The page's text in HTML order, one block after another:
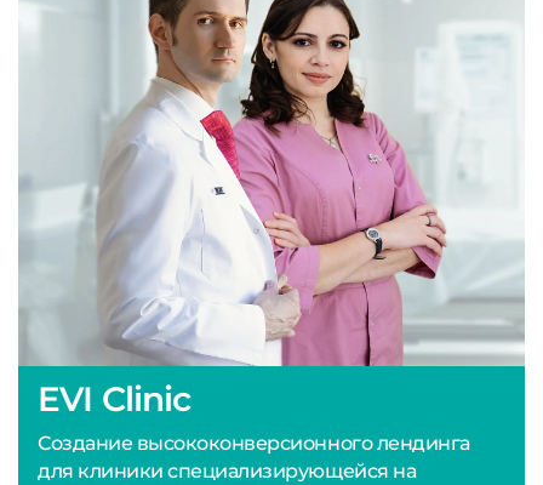
EVI Clinic
Создание высококонверсионного лендинга
для клиники специализирующейся на